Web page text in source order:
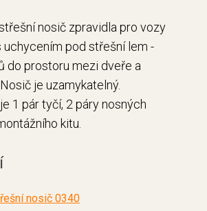
nosič zpravidla pro vozy
uchycením pod střešní lem -
do prostoru mezi dveře a
je uzamykatelný.
1 pár tyčí, 2 páry nosných
kitu.
nosič 0340